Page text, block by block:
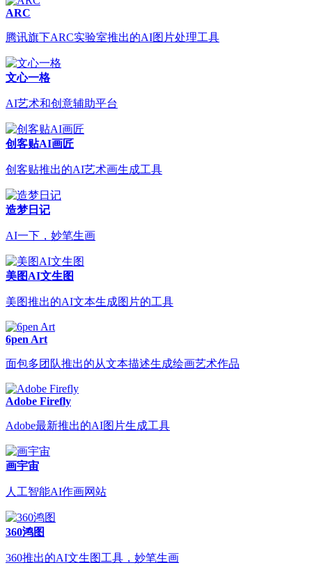
ARC
腾讯旗下ARC实验室推出的AI图片处理工具
文心一格
AI艺术和创意辅助平台
创客贴AI画匠
创客贴推出的AI艺术画生成工具
造梦日记
AI一下，妙笔生画
美图AI文生图
美图推出的AI文本生成图片的工具
6pen Art
面包多团队推出的从文本描述生成绘画艺术作品
Adobe Firefly
Adobe最新推出的AI图片生成工具
画宇宙
人工智能AI作画网站
360鸿图
360推出的AI文生图工具，妙笔生画